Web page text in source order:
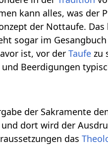
kann alles, was der
der Nottaufe.
sogar im
ist, vor derTaufe zu
und Beerdigungen
der Sakramente
und dort wird der
das